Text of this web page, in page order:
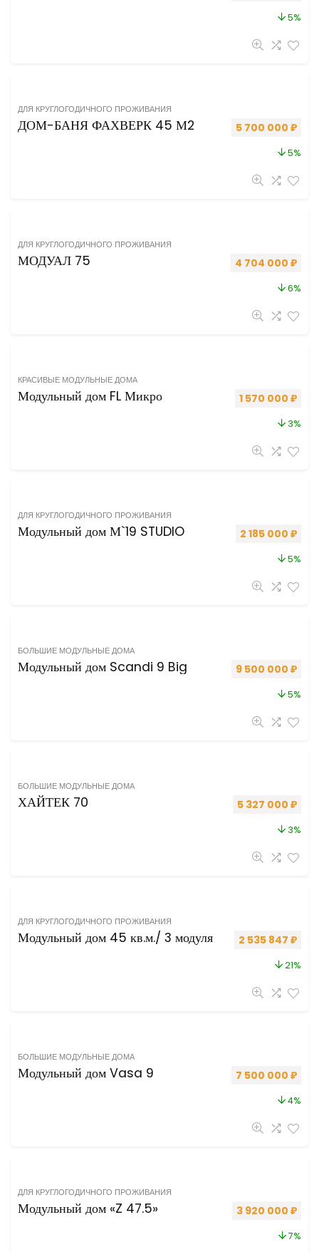
5%
ДЛЯ КРУГЛОГОДИЧНОГО ПРОЖИВАНИЯ
ДОМ-БАНЯ ФАХВЕРК 45 М2 5 700 000 ₽
5%
ДЛЯ КРУГЛОГОДИЧНОГО ПРОЖИВАНИЯ
МОДУАЛ 75 4 704 000 ₽
6%
КРАСИВЫЕ МОДУЛЬНЫЕ ДОМА
Модульный дом FL Микро 1 570 000 ₽
3%
ДЛЯ КРУГЛОГОДИЧНОГО ПРОЖИВАНИЯ
Модульный дом М`19 STUDIO 2 185 000 ₽
5%
БОЛЬШИЕ МОДУЛЬНЫЕ ДОМА
Модульный дом Scandi 9 Big 9 500 000 ₽
5%
БОЛЬШИЕ МОДУЛЬНЫЕ ДОМА
ХАЙТЕК 70 5 327 000 ₽
3%
ДЛЯ КРУГЛОГОДИЧНОГО ПРОЖИВАНИЯ
Модульный дом 45 кв.м./ 3 модуля 2 535 847 ₽
21%
БОЛЬШИЕ МОДУЛЬНЫЕ ДОМА
Модульный дом Vasa 9 7 500 000 ₽
4%
ДЛЯ КРУГЛОГОДИЧНОГО ПРОЖИВАНИЯ
Модульный дом «Z 47.5» 3 920 000 ₽
7%